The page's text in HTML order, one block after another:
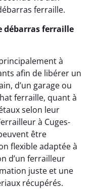
ferraille.
débarras ferraille
à
afin de libérer un
d’un garage ou
ferraille, quant à
selon leur
à Cuges-
être
flexible adaptée à
d’un ferrailleur
juste et une
récupérés.